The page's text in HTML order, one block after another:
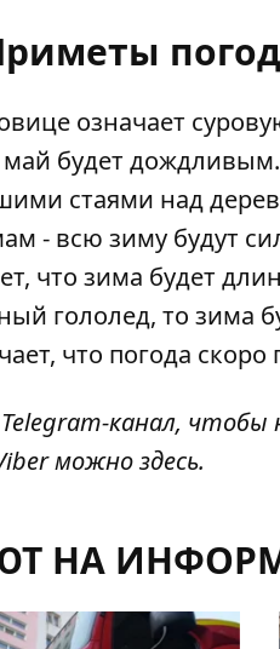
означает
май будет дождливым.
стаями над
- всю зиму будут
что зима будет
гололед, то зима
что погода скоро
Telegram-канал, чтобы
можноздесь.
НА